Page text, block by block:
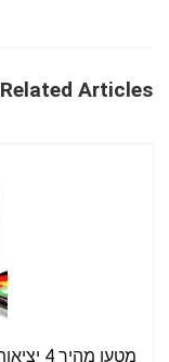
Related Articles
מטען מהיר 4 יציאות USB Quick Charge